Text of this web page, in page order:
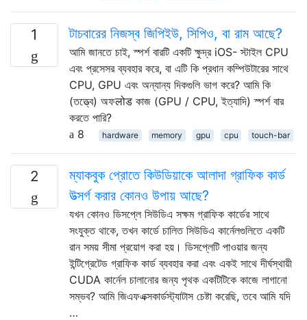
1 টাচবারের নিজস্ব জিপিইউ, সিপিও, বা রাম আছে?
আমি জানতে চাই, স্পর্শ বারটি একটি ক্ষুদ্র iOS- স্টাইল CPU
এবং প্রসেসর ব্যবহার করে, বা এটি কি প্রধান কম্পিউটারের সাথে
CPU, GPU এবং অন্যান্য দিকগুলি ভাগ করে? আমি কি
(তত্ত্বে) অফलोड কাজ (GPU / CPU, ইত্যাদি) স্পর্শ বার
করতে পারি?
8
hardware memory gpu cpu touch-bar
2
ম্যাকবুক প্রোতে কিউডিয়াকে আলাদা গ্রাফিক কার্ড
উত্সর্গ করার কোনও উপায় আছে?
যখন কোনও ডিসপ্লে সিউডিএ সক্ষম গ্রাফিক কার্ডের সাথে
সংযুক্ত থাকে, তখন কার্ডে চালিত সিউডিএ কার্নেলগুলিতে একটি
রান সময় সীমা প্রয়োগ করা হয়। ডিসপ্লেটি পাওয়ার জন্য
ইন্টিগ্রেটেড গ্রাফিক কার্ড ব্যবহার করা এবং একই সাথে দীর্ঘস্থায়ী
CUDA কার্নেল চালানোর জন্য পৃথক একটিটিকে কাজে লাগানো
সম্ভব? আমি জিএফএক্সকার্ডস্ট্যাটাস চেষ্টা করেছি, তবে আমি যদি
…